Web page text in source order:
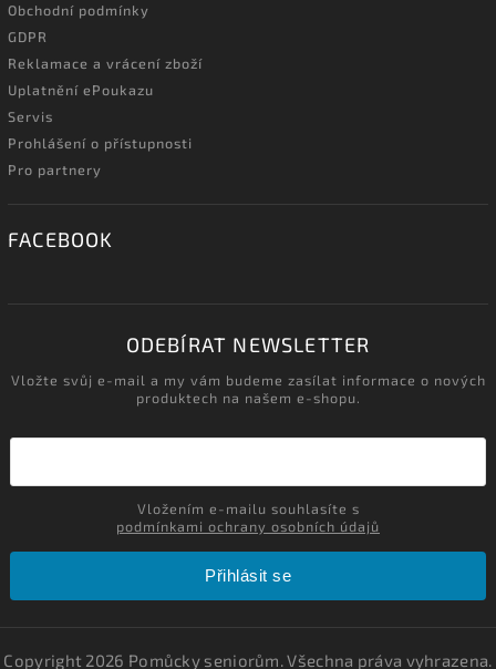
Obchodní podmínky
GDPR
Reklamace a vrácení zboží
Uplatnění ePoukazu
Servis
Prohlášení o přístupnosti
Pro partnery
FACEBOOK
ODEBÍRAT NEWSLETTER
Vložte svůj e-mail a my vám budeme zasílat informace o nových
produktech na našem e-shopu.
podmínkami ochrany osobních údajů
Přihlásit se
Copyright 2026 Pomůcky seniorům. Všechna práva vyhrazena.